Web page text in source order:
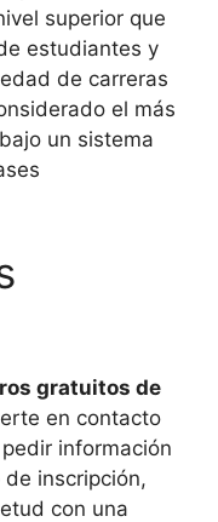
superior que
estudiantes y
de carreras
el más
un sistema
gratuitos de
en contacto
información
inscripción,
con una